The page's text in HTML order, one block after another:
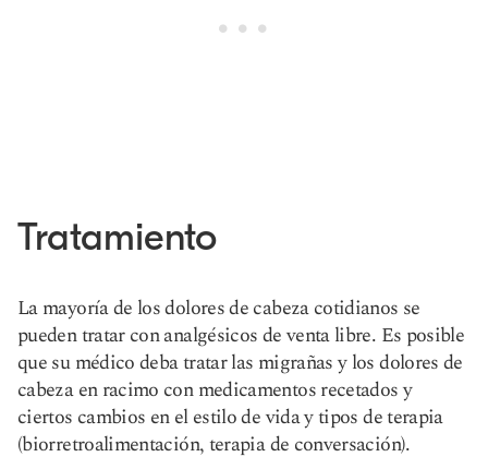
Tratamiento
La mayoría de los dolores de cabeza cotidianos se
pueden tratar con analgésicos de venta libre. Es posible
que su médico deba tratar las migrañas y los dolores de
cabeza en racimo con medicamentos recetados y
ciertos cambios en el estilo de vida y tipos de terapia
(biorretroalimentación, terapia de conversación).